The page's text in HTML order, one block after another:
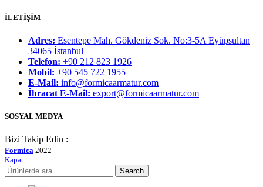
İLETİŞİM
Adres: Esentepe Mah. Gökdeniz Sok. No:3-5A Eyüpsultan
34065 İstanbul
Telefon: +90 212 823 1926
Mobil: +90 545 722 1955
E-Mail: info@formicaarmatur.com
İhracat E-Mail: export@formicaarmatur.com
SOSYAL MEDYA
Bizi Takip Edin :
Formica 2022
Kapat
Search